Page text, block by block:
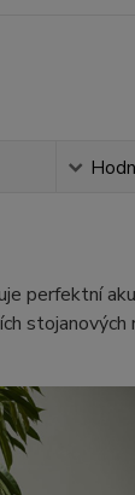
perfektní